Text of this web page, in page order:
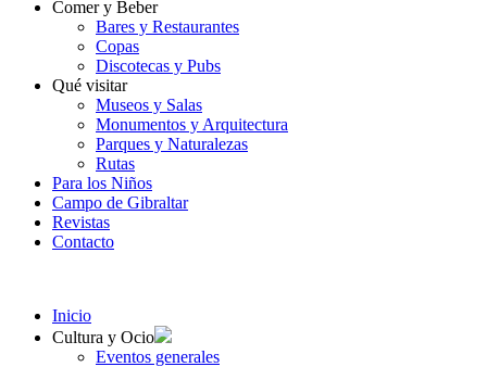
Comer y Beber
Bares y Restaurantes
Copas
Discotecas y Pubs
Qué visitar
Museos y Salas
Monumentos y Arquitectura
Parques y Naturalezas
Rutas
Para los Niños
Campo de Gibraltar
Revistas
Contacto
Inicio
Cultura y Ocio
Eventos generales